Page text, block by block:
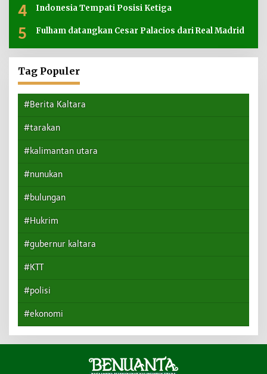
4 Indonesia Tempati Posisi Ketiga
5 Fulham datangkan Cesar Palacios dari Real Madrid
Tag Populer
#Berita Kaltara
#tarakan
#kalimantan utara
#nunukan
#bulungan
#Hukrim
#gubernur kaltara
#KTT
#polisi
#ekonomi